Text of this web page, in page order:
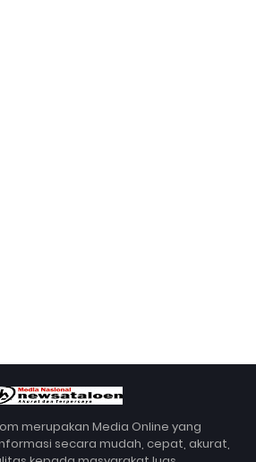
merupakan Media Online yang
secara mudah, cepat, akurat,